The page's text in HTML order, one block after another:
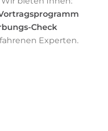
Check
Experten.